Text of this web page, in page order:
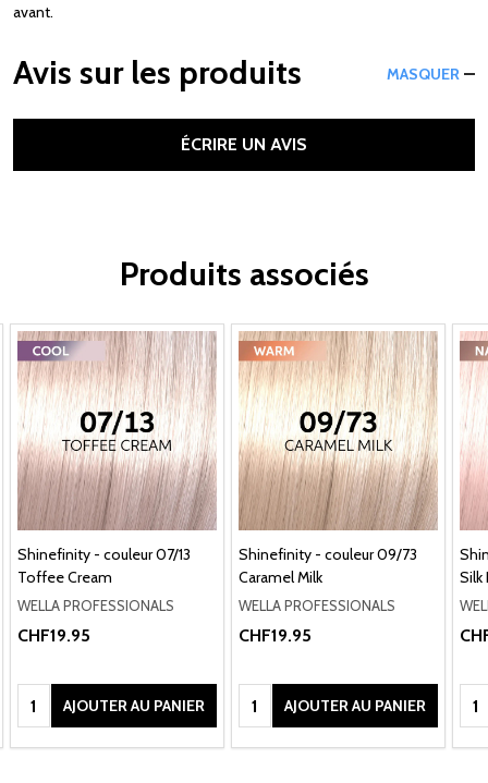
avant.
Avis sur les produits MASQUER
ÉCRIRE UN AVIS
Produits associés
Shinefinity - couleur 07/13
Toffee Cream
WELLA PROFESSIONALS
CHF19.95
Quantité:AJOUTER AU PANIER
Shinefinity - couleur 09/73
Caramel Milk
WELLA PROFESSIONALS
CHF19.95
Quantité:AJOUTER AU PANIER
Silk